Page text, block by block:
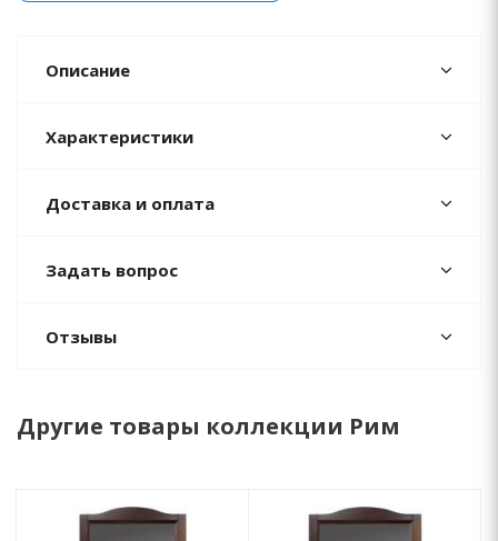
Описание
Характеристики
Доставка и оплата
Задать вопрос
Отзывы
Другие товары коллекции Рим